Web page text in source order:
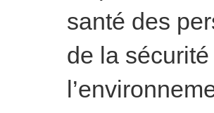
santé des
de la